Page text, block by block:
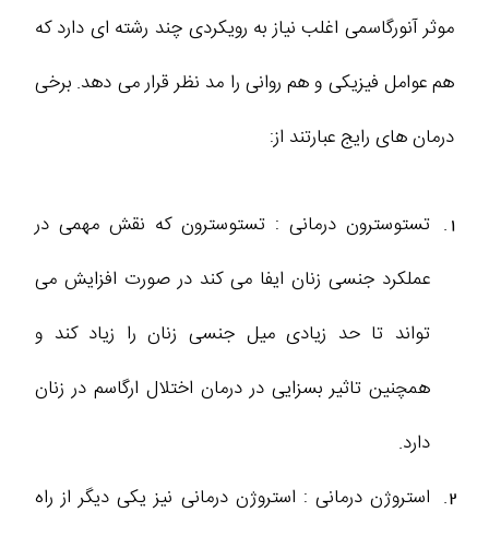
موثر آنورگاسمی اغلب نیاز به رویکردی چند رشته‌ ای دارد که
هم عوامل فیزیکی و هم روانی را مد نظر قرار می ‌دهد. برخی
درمان ‌های رایج عبارتند از:
تستوسترون درمانی : تستوسترون که نقش مهمی در
عملکرد جنسی زنان ایفا می کند در صورت افزایش می
تواند تا حد زیادی میل جنسی زنان را زیاد کند و
همچنین تاثیر بسزایی در درمان اختلال ارگاسم در زنان
دارد.
استروژن درمانی : استروژن درمانی نیز یکی دیگر از راه